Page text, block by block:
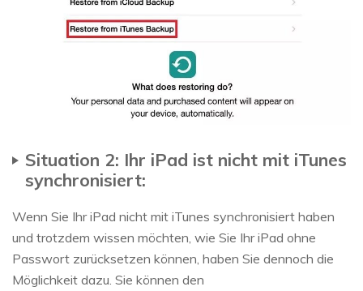
Situation 2: Ihr iPad ist nicht mit iTunes
synchronisiert:
Wenn Sie Ihr iPad nicht mit iTunes synchronisiert haben
und trotzdem wissen möchten, wie Sie Ihr iPad ohne
Passwort zurücksetzen können, haben Sie dennoch die
Möglichkeit dazu. Sie können den